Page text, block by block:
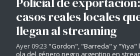
casos reales locales
llegan al streaming
Ayer 09:23 "Gordon", "Barreda" y "Yiya"
ola del género negro argentino en